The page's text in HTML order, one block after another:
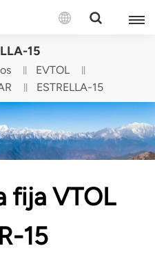
15
EVTOL
ESTRELLA-15
fija VTOL
15